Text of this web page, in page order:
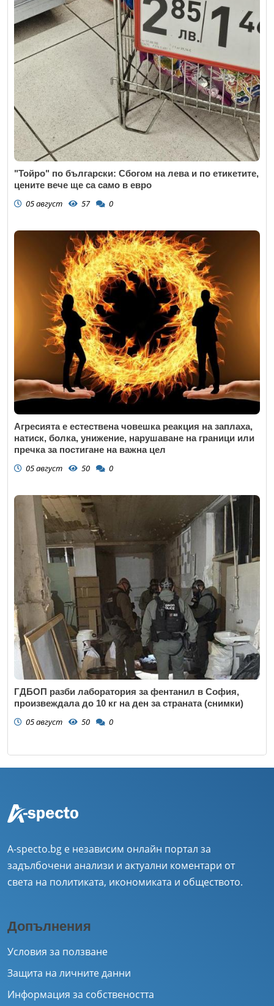
"Тойро" по български: Сбогом на лева и по етикетите,
цените вече ще са само в евро
05 август 57 0
Агресията е естествена човешка реакция на заплаха,
натиск, болка, унижение, нарушаване на граници или
пречка за постигане на важна цел
05 август 50 0
ГДБОП разби лаборатория за фентанил в София,
произвеждала до 10 кг на ден за страната (снимки)
05 август 50 0
A-specto.bg е независим онлайн портал за
задълбочени анализи и актуални коментари от
света на политиката, икономиката и обществото.
Допълнения
Условия за ползване
Защита на личните данни
Информация за собствеността